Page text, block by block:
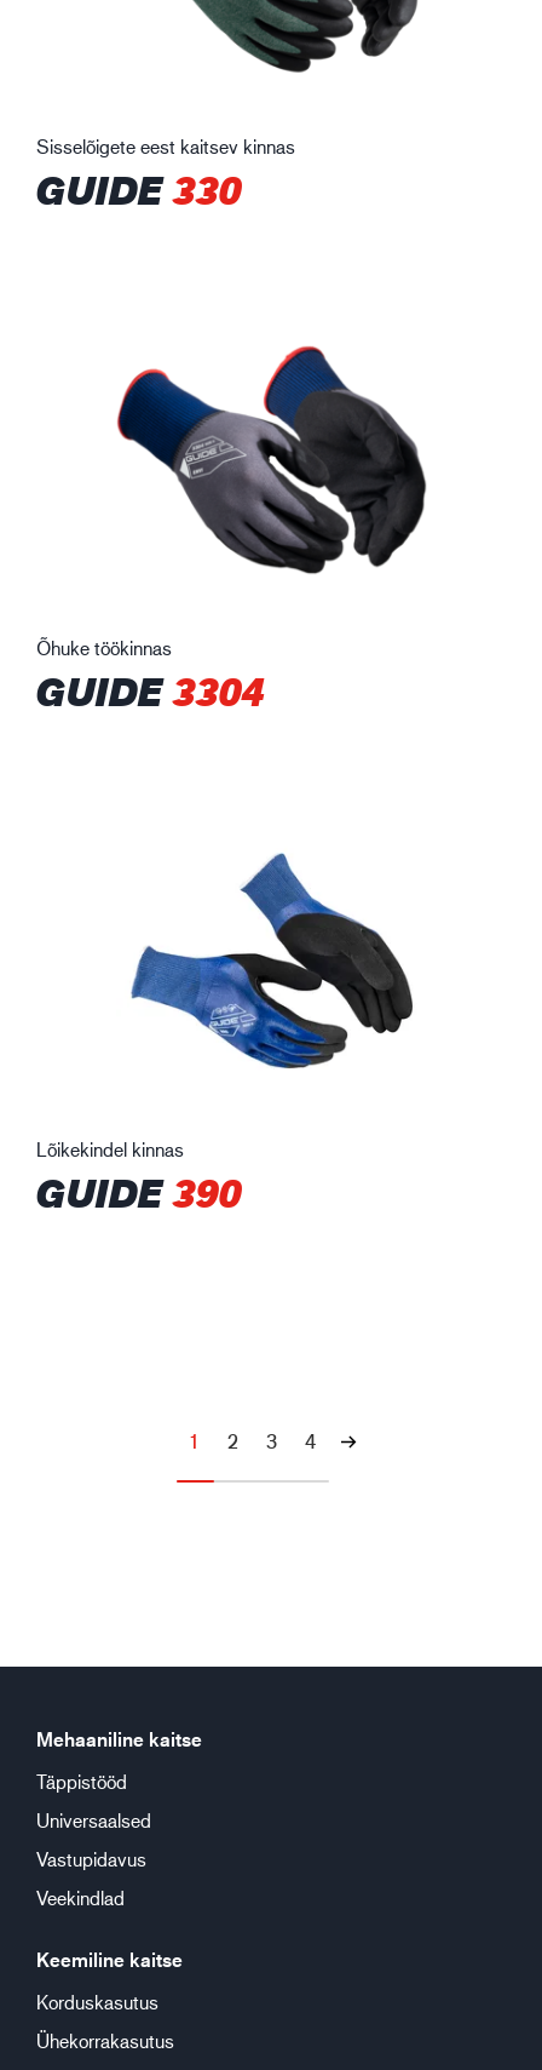
Sisselõigete eest kaitsev kinnas
GUIDE330
Õhuke töökinnas
GUIDE3304
Lõikekindel kinnas
GUIDE390
1 2 3 4
Mehaaniline kaitse
Täppistööd
Universaalsed
Vastupidavus
Veekindlad
Keemiline kaitse
Korduskasutus
Ühekorrakasutus